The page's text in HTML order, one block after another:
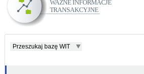
Przeszukaj bazę WIT